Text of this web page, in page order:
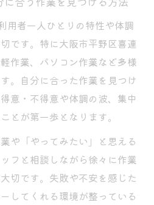
用者一人ひとりの特性や体調
です。特に大阪市平野区喜連
作業、パソコン作業など多様
。自分に合った作業を見つけ
意・不得意や体調の波、集中
とが第一歩となります。
や「やってみたい」と思える
フと相談しながら徐々に作業
切です。失敗や不安を感じた
してくれる環境が整っている